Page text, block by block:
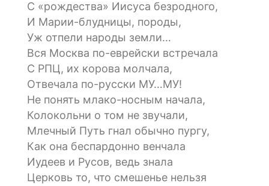
С «рождества» Иисуса безродного,
И Марии-блудницы, породы,
Уж отпели народы земли…
Вся Москва по-еврейски встречала
С РПЦ, их корова молчала,
Отвечала по-русски МУ…МУ!
Не понять млако-носным начала,
Колокольни о том не звучали,
Млечный Путь гнал обычно пургу,
Как она беспардонно венчала
Иудеев и Русов, ведь знала
Церковь то, что смешенье нельзя